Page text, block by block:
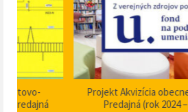
Projekt Akvizícia obecnej knižnice
Predajná (rok 2024 – 2025)